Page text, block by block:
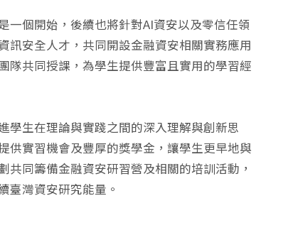
一個開始，後續也將針對AI資安以及零信任領
訊安全人才，共同開設金融資安相關實務應用
隊共同授課，為學生提供豐富且實用的學習經
學生在理論與實踐之間的深入理解與創新思
供實習機會及豐厚的獎學金，讓學生更早地與
同籌備金融資安研習營及相關的培訓活動，
臺灣資安研究能量。